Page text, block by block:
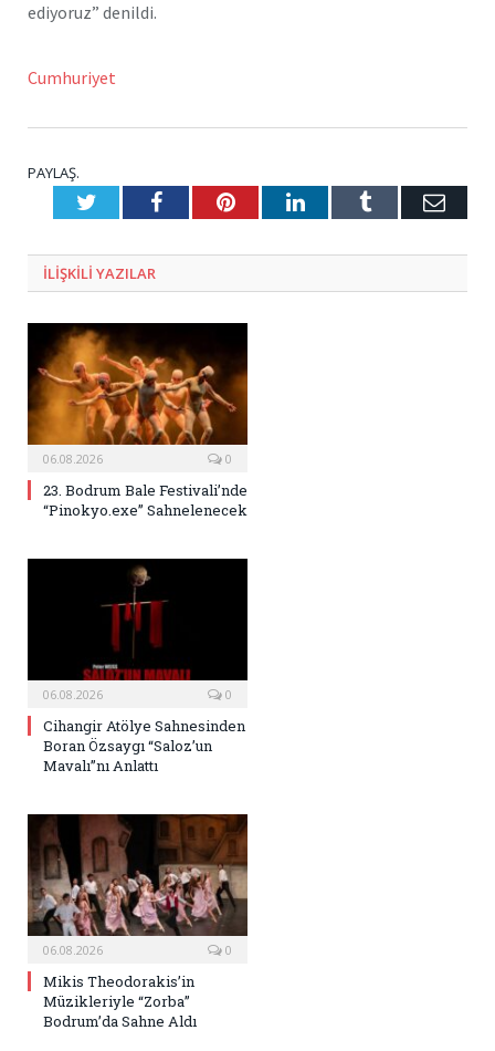
ediyoruz” denildi.
Cumhuriyet
PAYLAŞ.
TwitterFacebookPinterestLinkedInTumblr E-
ILIŞKILI YAZILAR
06.08.2026 0
23. Bodrum Bale Festivali’nde
“Pinokyo.exe” Sahnelenecek
06.08.2026 0
Cihangir Atölye Sahnesinden
Boran Özsaygı “Saloz’un
Mavalı”nı Anlattı
06.08.2026 0
Mikis Theodorakis’in
Müzikleriyle “Zorba”
Bodrum’da Sahne Aldı